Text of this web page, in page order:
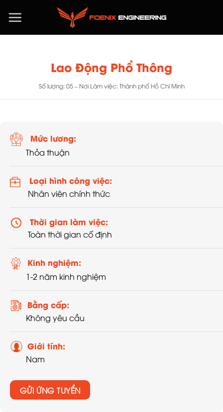
đến
Lao Động Phổ Thông
Số lượng: 05 – Nơi Làm việc: Thành phố Hồ Chí Minh
Mức lương:
Thỏa thuận
Loại hình công việc:
Nhân viên chính thức
Thời gian làm việc:
Toàn thời gian cố định
Kinh nghiệm:
1-2 năm kinh nghiệm
Bằng cấp:
Không yêu cầu
Giới tính:
Nam
GỬI ỨNG TUYỂN